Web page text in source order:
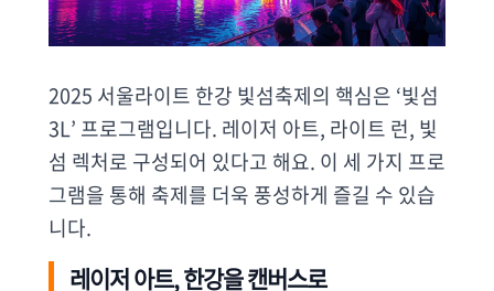
2025 서울라이트 한강 빛섬축제의 핵심은 ‘빛섬
3L’ 프로그램입니다. 레이저 아트, 라이트 런, 빛
섬 렉처로 구성되어 있다고 해요. 이 세 가지 프로
그램을 통해 축제를 더욱 풍성하게 즐길 수 있습
니다.
레이저 아트, 한강을 캔버스로